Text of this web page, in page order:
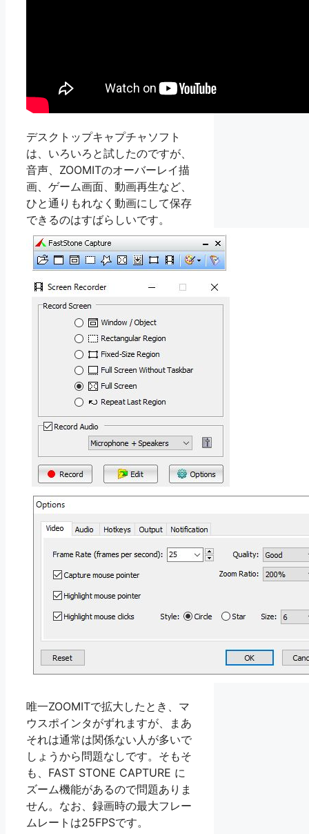
デスクトップキャプチャソフト
は、いろいろと試したのですが、
音声、ZOOMITのオーバーレイ描
画、ゲーム画面、動画再生など、
ひと通りもれなく動画にして保存
できるのはすばらしいです。
唯一ZOOMITで拡大したとき、マ
ウスポインタがずれますが、まあ
それは通常は関係ない人が多いで
しょうから問題なしです。そもそ
も、FAST STONE CAPTURE に
ズーム機能があるので問題ありま
せん。なお、録画時の最大フレー
ムレートは25FPSです。